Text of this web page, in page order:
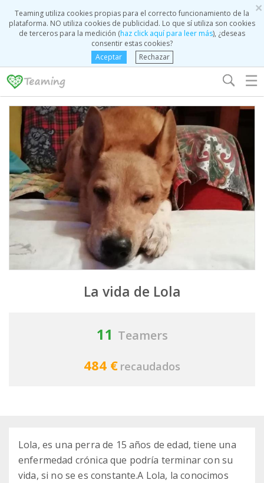
×
Teaming utiliza cookies propias para el correcto funcionamiento de la
plataforma. NO utiliza cookies de publicidad. Lo que sí utiliza son cookies
de terceros para la medición (haz click aquí para leer más), ¿deseas
consentir estas cookies?
Aceptar
Rechazar
☰
La vida de Lola
11 Teamers
484 € recaudados
Lola, es una perra de 15 años de edad, tiene una
enfermedad crónica que podría terminar con su
vida, si no se es constante.A Lola, la conocimos